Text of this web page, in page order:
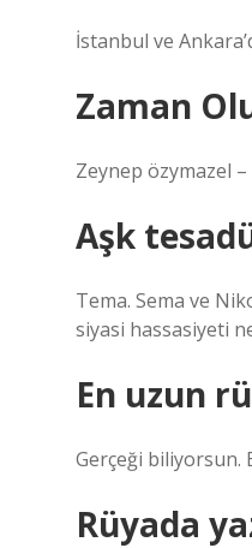
İstanbul ve
Zaman
Zeynep özymazel
Aşk
Tema. Sema ve
siyasi hassasiyeti
En uzun
Gerçeği biliyorsun.
Rüyada